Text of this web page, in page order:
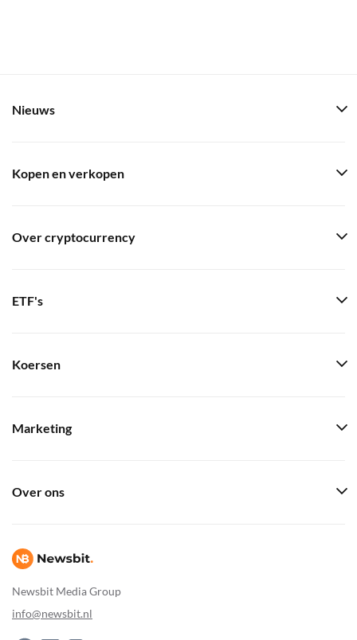
Newsbit Media Group
info@newsbit.nl
Nieuws
Kopen en verkopen
Over cryptocurrency
ETF's
Koersen
Marketing
Over ons